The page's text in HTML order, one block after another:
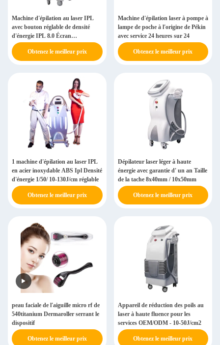
Machine d'épilation au laser IPL
avec bouton réglable de densité
d'énergie IPL 8.0 Écran
532nm/1032nm/1064nm
Obtenez le meilleur prix
Machine d'épilation laser à pompe à
lampe de poche à l'origine de Pékin
avec service 24 heures sur 24
Obtenez le meilleur prix
1 machine d'épilation au laser IPL
en acier inoxydable ABS Ipl Densité
d'énergie 1/50/ 10-130J/cm réglable
Obtenez le meilleur prix
Dépilateur laser léger à haute
énergie avec garantie d' un an Taille
de la tache 8x40mm / 10x50mm
Obtenez le meilleur prix
peau faciale de l'aiguille micro rf de
540titanium Dermaroller serrant le
dispositif
Obtenez le meilleur prix
Appareil de réduction des poils au
laser à haute fluence pour les
services OEM/ODM - 10-50J/cm2
Obtenez le meilleur prix